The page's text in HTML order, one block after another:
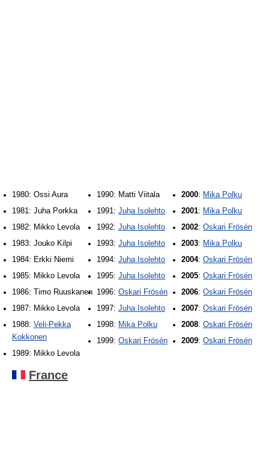
1980: Ossi Aura
1981: Juha Porkka
1982: Mikko Levola
1983: Jouko Kilpi
1984: Erkki Niemi
1985: Mikko Levola
1986: Timo Ruuskanen
1987: Mikko Levola
1988: Veli-Pekka
Kokkonen
1989: Mikko Levola
1990: Matti Viitala
1991: Juha Isolehto
1992: Juha Isolehto
1993: Juha Isolehto
1994: Juha Isolehto
1995: Juha Isolehto
1996: Oskari Frösén
1997: Juha Isolehto
1998: Mika Polku
1999: Oskari Frösén
2000: Mika Polku
2001: Mika Polku
2002: Oskari Frösén
2003: Mika Polku
2004: Oskari Frösén
2005: Oskari Frösén
2006: Oskari Frösén
2007: Oskari Frösén
2008: Oskari Frösén
2009: Oskari Frösén
France